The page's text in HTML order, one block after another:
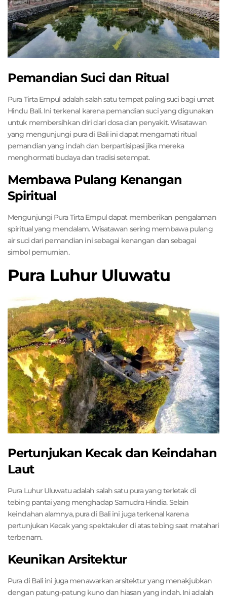
Pemandian Suci dan Ritual
Pura Tirta Empul adalah salah satu tempat paling suci bagi umat
Hindu Bali. Ini terkenal karena pemandian suci yang digunakan
untuk membersihkan diri dari dosa dan penyakit. Wisatawan
yang mengunjungi pura di Bali ini dapat mengamati ritual
pemandian yang indah dan berpartisipasi jika mereka
menghormati budaya dan tradisi setempat.
Membawa Pulang Kenangan
Spiritual
Mengunjungi Pura Tirta Empul dapat memberikan pengalaman
spiritual yang mendalam. Wisatawan sering membawa pulang
air suci dari pemandian ini sebagai kenangan dan sebagai
simbol pemurnian.
Pura Luhur Uluwatu
Pertunjukan Kecak dan Keindahan
Laut
Pura Luhur Uluwatu adalah salah satu pura yang terletak di
tebing pantai yang menghadap Samudra Hindia. Selain
keindahan alamnya, pura di Bali ini juga terkenal karena
pertunjukan Kecak yang spektakuler di atas tebing saat matahari
terbenam.
Keunikan Arsitektur
Pura di Bali ini juga menawarkan arsitektur yang menakjubkan
dengan patung-patung kuno dan hiasan yang indah. Ini adalah